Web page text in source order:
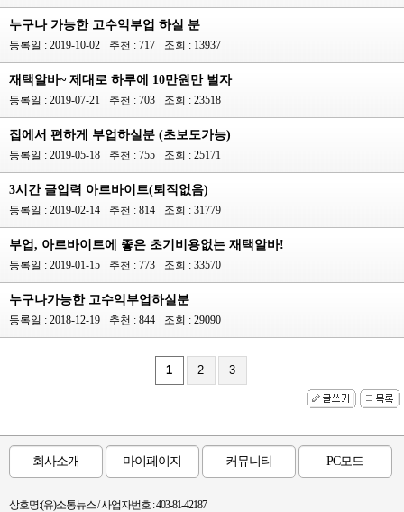
누구나 가능한 고수익부업 하실 분
등록일 : 2019-10-02 추천 : 717 조회 : 13937
재택알바~ 제대로 하루에 10만원만 벌자
등록일 : 2019-07-21 추천 : 703 조회 : 23518
집에서 편하게 부업하실분 (초보도가능)
등록일 : 2019-05-18 추천 : 755 조회 : 25171
3시간 글입력 아르바이트(퇴직없음)
등록일 : 2019-02-14 추천 : 814 조회 : 31779
부업, 아르바이트에 좋은 초기비용없는 재택알바!
등록일 : 2019-01-15 추천 : 773 조회 : 33570
누구나가능한 고수익부업하실분
등록일 : 2018-12-19 추천 : 844 조회 : 29090
1 2 3
회사소개 마이페이지 커뮤니티 PC모드
상호명:(유)소통뉴스 / 사업자번호 : 403-81-42187